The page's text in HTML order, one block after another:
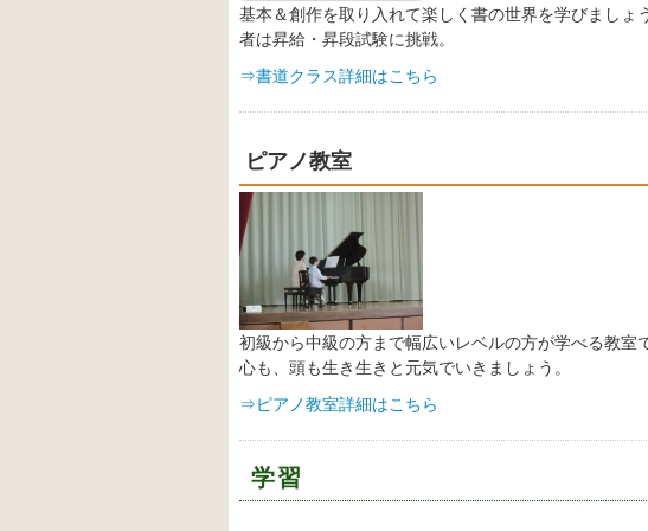
基本＆創作を取り入れて楽しく書の世界を学びまし
者は昇給・昇段試験に挑戦。
⇒書道クラス詳細はこちら
ピアノ教室
初級から中級の方まで幅広いレベルの方が学べる教
心も、頭も生き生きと元気でいきましょう。
⇒ピアノ教室詳細はこちら
学習